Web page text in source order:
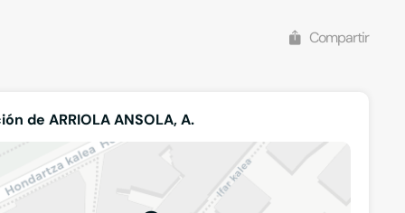
Compartir
de ARRIOLA ANSOLA, A.